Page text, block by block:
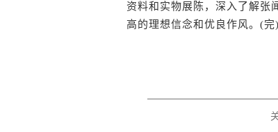
资料和实物展陈，深入了解张
高的理想信念和优良作风。(完)